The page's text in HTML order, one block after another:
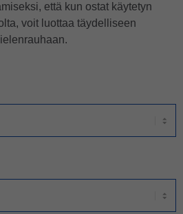
että kun ostat käytetyn
voit luottaa täydelliseen